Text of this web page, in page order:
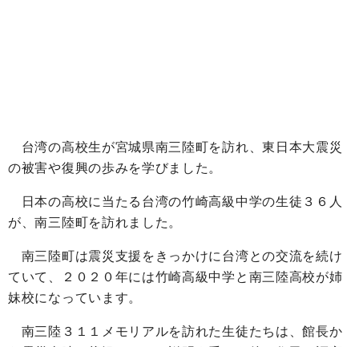
台湾の高校生が宮城県南三陸町を訪れ、東日本大震災
の被害や復興の歩みを学びました。
日本の高校に当たる台湾の竹崎高級中学の生徒３６人
が、南三陸町を訪れました。
南三陸町は震災支援をきっかけに台湾との交流を続け
ていて、２０２０年には竹崎高級中学と南三陸高校が姉
妹校になっています。
南三陸３１１メモリアルを訪れた生徒たちは、館長か